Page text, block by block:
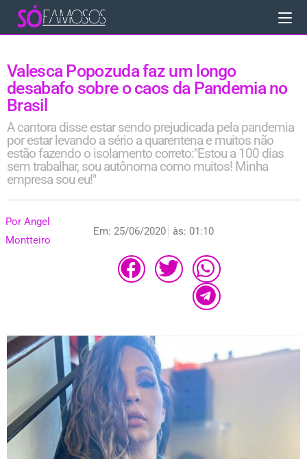
Valesca Popozuda faz um longo
desabafo sobre o caos da Pandemia no
Brasil
A cantora disse estar sendo prejudicada pela pandemia
por estar levando a sério a quarentena e muitos não
estão fazendo o isolamento correto:"Estou a 100 dias
sem trabalhar, sou autônoma como muitos! Minha
empresa sou eu!"
Por Angel
Montteiro
Em: 25/06/2020 às: 01:10